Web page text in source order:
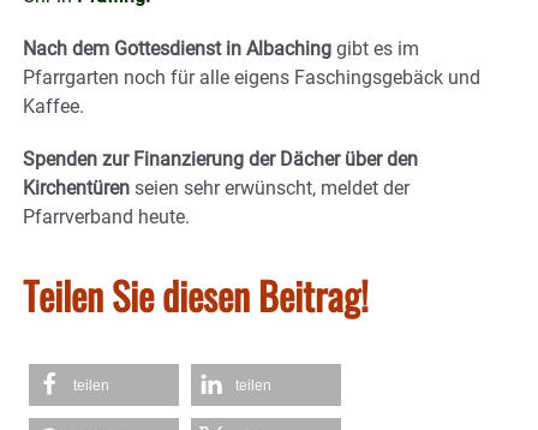
Nach dem Gottesdienst in Albaching gibt es im
Pfarrgarten noch für alle eigens Faschingsgebäck und
Kaffee.
Spenden zur Finanzierung der Dächer über den
Kirchentüren seien sehr erwünscht, meldet der
Pfarrverband heute.
Teilen Sie diesen Beitrag!
teilen teilen